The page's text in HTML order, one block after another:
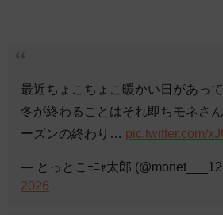
最近ちょこちょこ暖かい日があっ
冬が終わることはそれ即ちモネさ
ーズンの終わり… pic.twitter.com/
— とっとこﾓﾆｬ太郎
2026